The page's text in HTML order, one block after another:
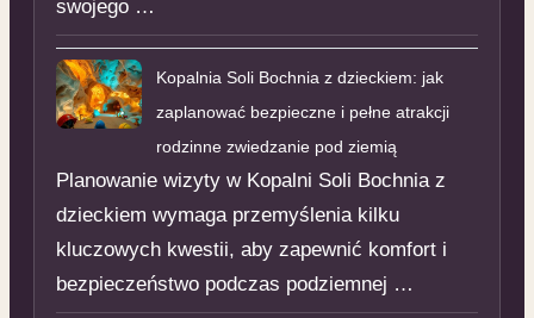
swojego …
Kopalnia Soli Bochnia z dzieckiem: jak
zaplanować bezpieczne i pełne atrakcji
rodzinne zwiedzanie pod ziemią
Planowanie wizyty w Kopalni Soli Bochnia z
dzieckiem wymaga przemyślenia kilku
kluczowych kwestii, aby zapewnić komfort i
bezpieczeństwo podczas podziemnej …